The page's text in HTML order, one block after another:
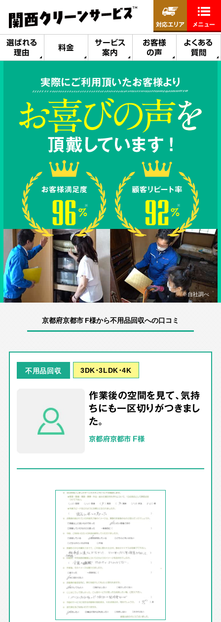
選ばれる
理由
料金
サービス
案内
お客様
の声
よくある
質問
対応エリア メニュー
実際にご利用頂いたお客様より
※自社調べ
京都府京都市 F様から不用品回収への口コミ
不用品回収 3DK･3LDK･4K
作業後の空間を見て、気持
ちにも一区切りがつきまし
た。
京都府京都市 F様